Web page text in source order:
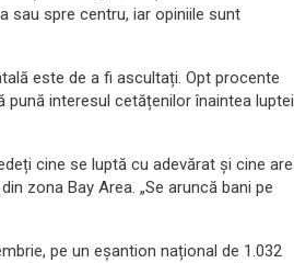
sau spre centru, iar opiniile sunt
este de a fi ascultați. Opt procente
interesul cetățenilor înaintea luptei
cine se luptă cu adevărat și cine are
zona Bay Area. „Se aruncă bani pe
pe un eșantion național de 1.032